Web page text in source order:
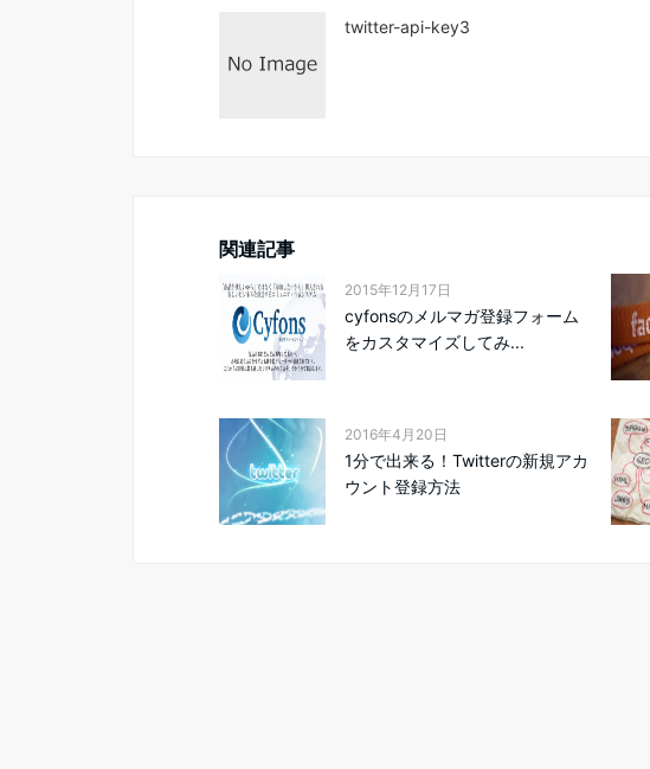
twitter-api-key3
関連記事
2015年12月17日
cyfonsのメルマガ登録フォーム
をカスタマイズしてみ...
2016年4月20日
1分で出来る！Twitterの新規アカ
ウント登録方法